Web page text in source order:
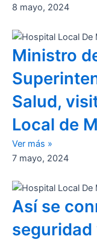
8 mayo, 2024
Ministro
Salud,
Local de
Ver más »
7 mayo, 2024
Así se
seguridad